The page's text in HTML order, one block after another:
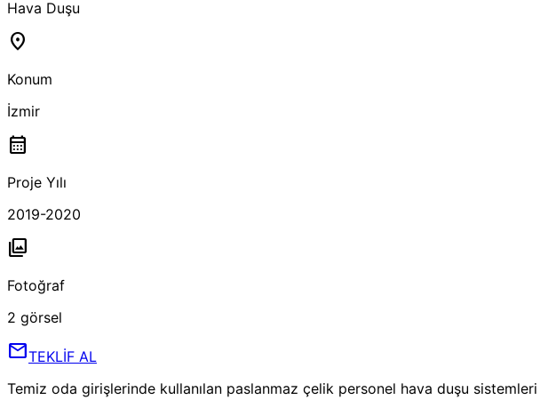
Hava Duşu
location_on
Konum
İzmir
calendar_month
Proje Yılı
2019-2020
photo_library
Fotoğraf
2 görsel
mailTEKLİF AL
Temiz oda girişlerinde kullanılan paslanmaz çelik personel hava duşu sistemleri